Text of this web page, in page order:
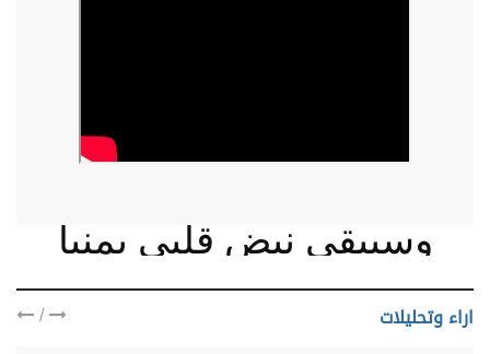
وسيبقى نبض قلبي يمنيا
اراء وتحليلات /